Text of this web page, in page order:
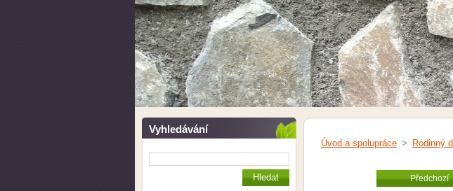
Vyhledávání
Úvod a spolupráce > Rodinný
Předchozí